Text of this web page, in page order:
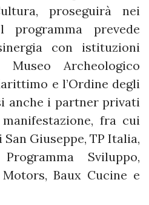
proseguirà nei
prevede
con istituzioni
Archeologico
e l’Ordine degli
anche i partner privati
fra cui
San Giuseppe, TP Italia,
Sviluppo,
Baux Cucine e